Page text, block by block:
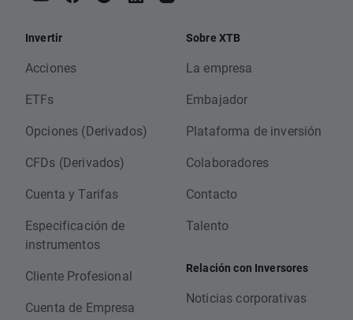
Invertir
Acciones
ETFs
Opciones (Derivados)
CFDs (Derivados)
Cuenta y Tarifas
Especificación de
instrumentos
Cliente Profesional
Cuenta de Empresa
Sobre XTB
La empresa
Embajador
Plataforma de inversión
Colaboradores
Contacto
Talento
Relación con Inversores
Noticias corporativas